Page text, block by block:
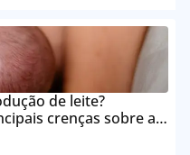
de leite?
crenças sobre a